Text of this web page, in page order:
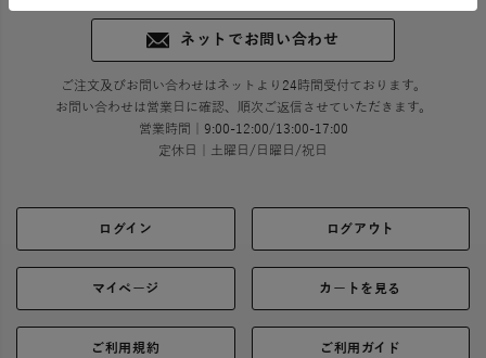
ネットでお問い合わせ
ご注文及びお問い合わせはネットより24時間受付ております。
お問い合わせは営業日に確認、順次ご返信させていただきます。
営業時間｜9:00-12:00/13:00-17:00
定休日｜土曜日/日曜日/祝日
ログイン ログアウト
マイページ カートを見る
ご利用規約 ご利用ガイド